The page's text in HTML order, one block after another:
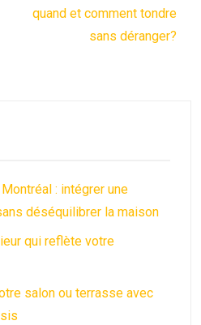
quand et comment tondre
sans déranger?
: intégrer une
déséquilibrer la maison
qui reflète votre
salon ou terrasse avec